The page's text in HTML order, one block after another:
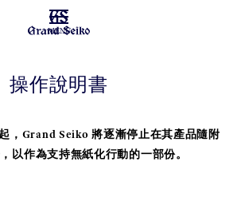
MENU
操作說明書
，Grand Seiko 將逐漸停止在其產品隨附
以作為支持無紙化行動的一部份。